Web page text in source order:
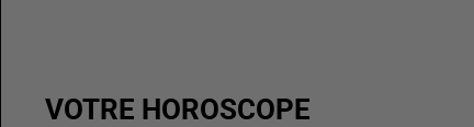
VOTRE HOROSCOPE